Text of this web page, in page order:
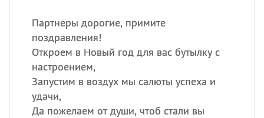
Партнеры дорогие, примите
поздравления!
Откроем в Новый год для вас бутылку с
настроением,
Запустим в воздух мы салюты успеха и
удачи,
Да пожелаем от души, чтоб стали вы